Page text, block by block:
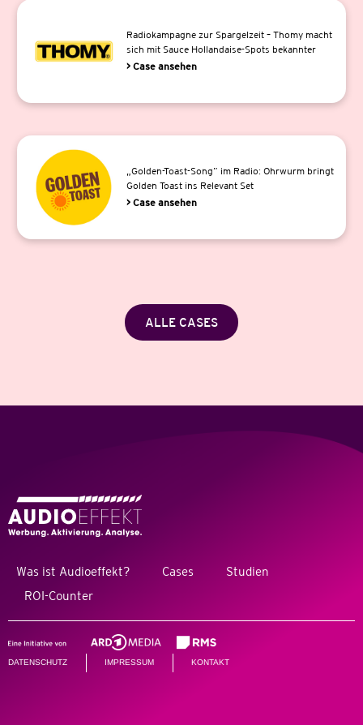
Radiokampagne zur Spargelzeit – Thomy macht
sich mit Sauce Hollandaise-Spots bekannter
> Case ansehen
„Golden-Toast-Song” im Radio: Ohrwurm bringt
Golden Toast ins Relevant Set
> Case ansehen
ALLE CASES
Was ist Audioeffekt? Cases
Studien
ROI-Counter
DATENSCHUTZ IMPRESSUM KONTAKT